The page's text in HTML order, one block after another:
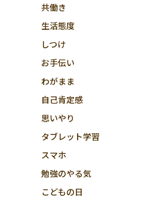
共働き
生活態度
しつけ
お手伝い
わがまま
自己肯定感
思いやり
タブレット学習
スマホ
勉強のやる気
こどもの日